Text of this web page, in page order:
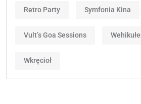
Retro Party Symfonia Kina
Vult’s Goa Sessions
Wkręcioł